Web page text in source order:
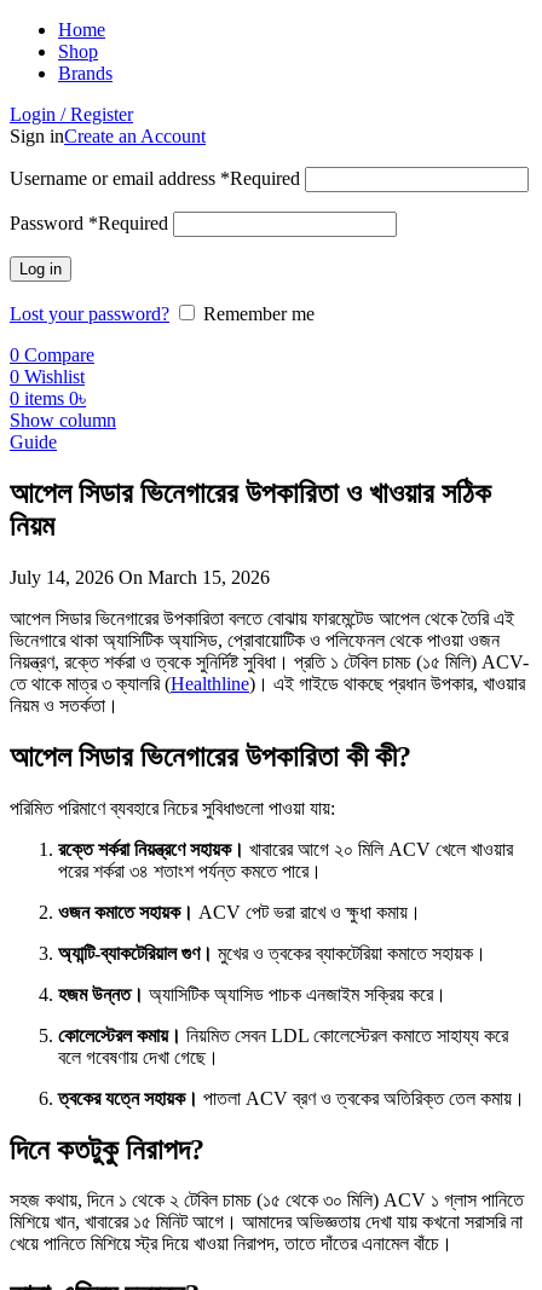
Home
Shop
Brands
Login / Register
Sign inCreate an Account
Username or email address *Required
Password *Required
Log in
Lost your password?
Remember me
0 Compare
0 Wishlist
0 items 0৳
Show column
Guide
আপেল সিডার ভিনেগারের উপকারিতা ও খাওয়ার সঠিক
নিয়ম
July 14, 2026 On March 15, 2026
আপেল সিডার ভিনেগারের উপকারিতা বলতে বোঝায় ফারমেন্টেড আপেল থেকে তৈরি এই
ভিনেগারে থাকা অ্যাসিটিক অ্যাসিড, প্রোবায়োটিক ও পলিফেনল থেকে পাওয়া ওজন
নিয়ন্ত্রণ, রক্তে শর্করা ও ত্বকে সুনির্দিষ্ট সুবিধা। প্রতি ১ টেবিল চামচ (১৫ মিলি) ACV-
তে থাকে মাত্র ৩ ক্যালরি (Healthline)। এই গাইডে থাকছে প্রধান উপকার, খাওয়ার
নিয়ম ও সতর্কতা।
আপেল সিডার ভিনেগারের উপকারিতা কী কী?
পরিমিত পরিমাণে ব্যবহারে নিচের সুবিধাগুলো পাওয়া যায়:
রক্তে শর্করা নিয়ন্ত্রণে সহায়ক। খাবারের আগে ২০ মিলি ACV খেলে খাওয়ার
পরের শর্করা ৩৪ শতাংশ পর্যন্ত কমতে পারে।
ওজন কমাতে সহায়ক। ACV পেট ভরা রাখে ও ক্ষুধা কমায়।
অ্যান্টি-ব্যাকটেরিয়াল গুণ। মুখের ও ত্বকের ব্যাকটেরিয়া কমাতে সহায়ক।
হজম উন্নত। অ্যাসিটিক অ্যাসিড পাচক এনজাইম সক্রিয় করে।
কোলেস্টেরল কমায়। নিয়মিত সেবন LDL কোলেস্টেরল কমাতে সাহায্য করে
বলে গবেষণায় দেখা গেছে।
ত্বকের যত্নে সহায়ক। পাতলা ACV ব্রণ ও ত্বকের অতিরিক্ত তেল কমায়।
দিনে কতটুকু নিরাপদ?
সহজ কথায়, দিনে ১ থেকে ২ টেবিল চামচ (১৫ থেকে ৩০ মিলি) ACV ১ গ্লাস পানিতে
মিশিয়ে খান, খাবারের ১৫ মিনিট আগে। আমাদের অভিজ্ঞতায় দেখা যায় কখনো সরাসরি না
খেয়ে পানিতে মিশিয়ে স্ট্র দিয়ে খাওয়া নিরাপদ, তাতে দাঁতের এনামেল বাঁচে।